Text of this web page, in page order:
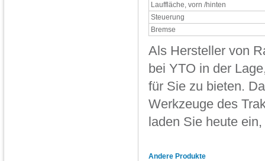
Lauffläche, vorn /hinten
Steuerung
Bremse
Als Hersteller von
bei YTO in der
für Sie zu bieten.
Werkzeuge des
laden Sie heute
Andere Produkte